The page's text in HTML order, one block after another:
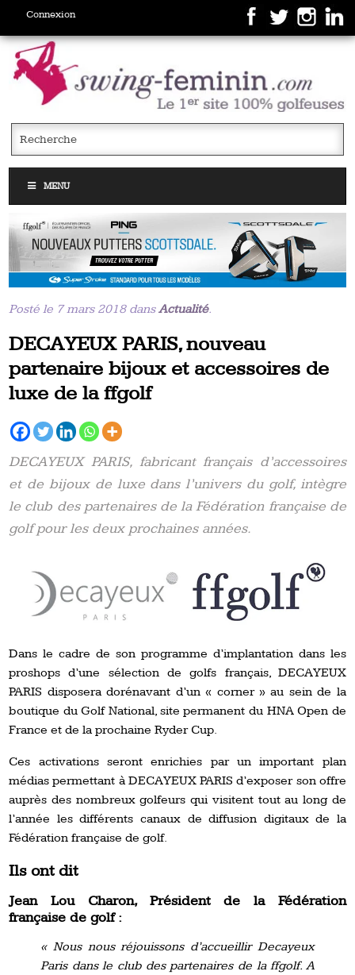
Connexion
MENU
Posté le 7 mars 2018 dansActualité.
DECAYEUX PARIS, nouveau
partenaire bijoux et accessoires de
luxe de la ffgolf
DECAYEUX PARIS, fabricant français d’accessoires
et de bijoux de luxe dans l’univers du golf, intègre
le club des partenaires de la Fédération française de
golf pour les deux prochaines années.
Dans le cadre de son programme d’implantation dans les
proshops d’une sélection de golfs français, DECAYEUX
PARIS disposera dorénavant d’un « corner » au sein de la
boutique du Golf National, site permanent du HNA Open de
France et de la prochaine Ryder Cup.
Ces activations seront enrichies par un important plan
médias permettant à DECAYEUX PARIS d’exposer son offre
auprès des nombreux golfeurs qui visitent tout au long de
l’année les différents canaux de diffusion digitaux de la
Fédération française de golf.
Ils ont dit
Jean Lou Charon, Président de la Fédération
française de golf :
« Nous nous réjouissons d’accueillir Decayeux
Paris dans le club des partenaires de la ffgolf. A